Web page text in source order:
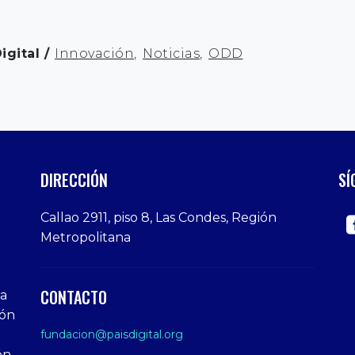
Innovación, Noticias, ODD
DIRECCIÓN
Callao 2911, piso 8, Las Condes, Región
Metropolitana
CONTACTO
fundacion@paisdigital.org